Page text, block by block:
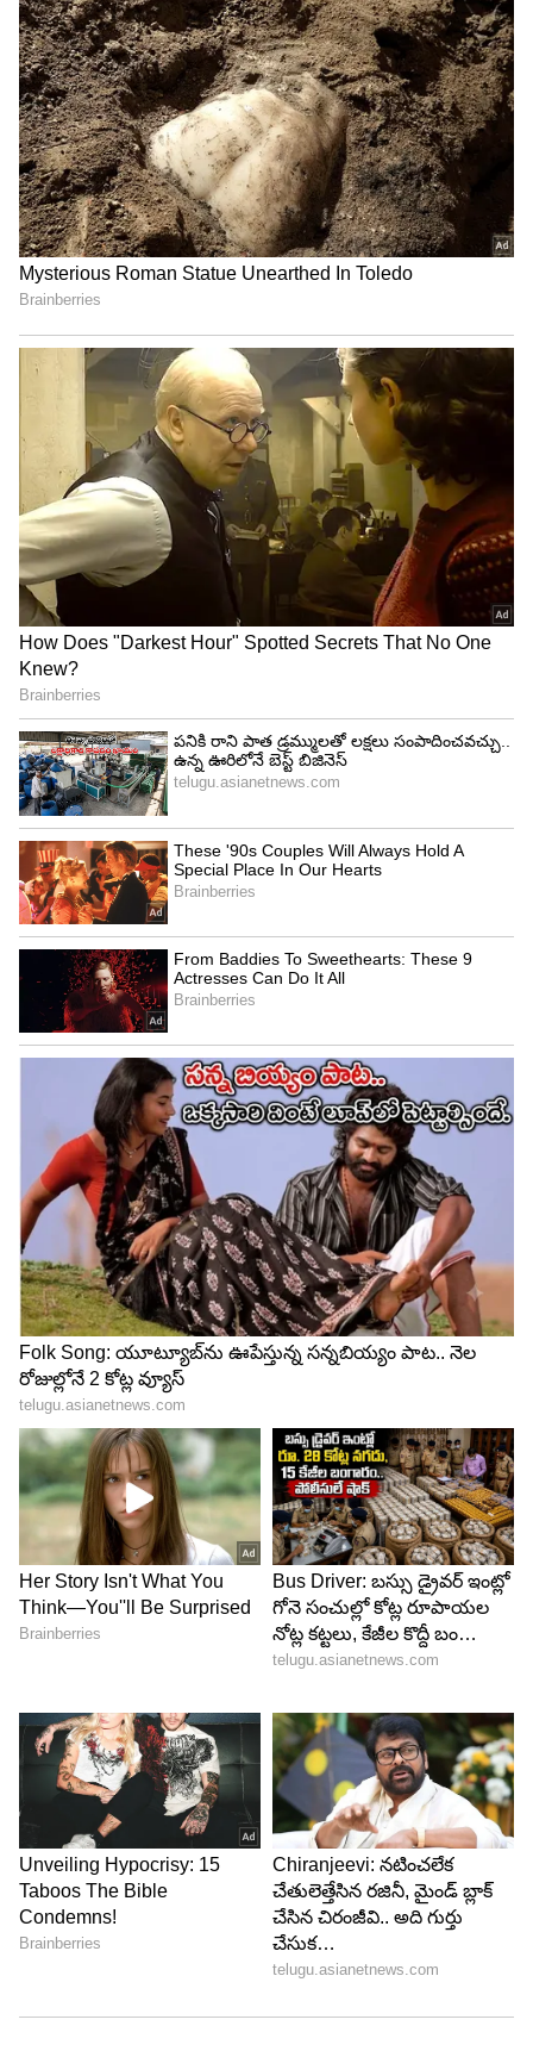
3
3
Image Credit :Chefs Mandala
నిమ్మకాయ పచ్చడి ఇలా చేయండి
ఆరు నిమ్మకాయలను శుభ్రంగా కడిగి తడి లేకుండా
తుడిచేయాలి. ఆ తర్వాత వాటిని నాలుగు ముక్కలుగా
కోసుకోవాలి. అలాగే మిగతా నిమ్మకాయల నుంచి రసాన్ని
తీసి పక్కన పెట్టుకోవాలి. ఇలా ప్రత్యేకంగా నిమ్మకాయ
రసాన్ని జోడించడం వల్ల నిమ్మపచ్చడికి మరింత రుచి
వస్తుంది. ఇప్పుడు స్టవ్ మీద కళాయి పెట్టి అందులో సోంపు,
జీలకర్ర, వాము, నల్ల మిరియాలు చిన్న మంట మీద రెండు
నిమిషాలు వేయించాలి. మరోవైపు ఆవాలు, సోంపు, పసుపు,
ఇంగువ, సాధారణ ఉప్పు, నల్ల ఉప్పు వేసి మెత్తగా
దంచుకోవాలి. ఒక గిన్నెలో ఈ దంచిన పొడిని వేసుకోవాలి.
అలాగే వేయించుకున్న సోంపు మిశ్రమాన్ని కూడా ఇందులోనే
వేసి కలుపుకోవాలి. ఇప్పుడు ఒక గాజు పాత్రలో ఈ మసాలా
మిశ్రమాన్ని వేయాలి. ఇందులోనే నిమ్మరసం వేసి బాగా
కలుపుకోవాలి. ఇక నిమ్మకాయ ముక్కలు కూడా ఇందులోనే
వేయాలి. నిమ్మకాయ ముక్కలు మునిగేంత వరకు నిమ్మరసం
ఉండేలా చూసుకోవాలి. దీని పైన మూత పెట్టి నిల్వ
చేసుకోవాలి. రెండు రోజులకు టేస్టీ నిమ్మకాయ పచ్చడి సిద్ధం
అయిపోతుంది. ఇందులో నూనె లేదు కాబట్టి ఆరోగ్యానికి
కూడా చాలా మంచిది.
LATEST VIDEOS
ABOUT THE AUTHOR
Haritha Chappa
హరిత ఏసియా నెట్‌లో చీఫ్ సబ్ ఎడిటర్ గా పనిచేస్తున్నారు.
జర్నలిజంలో పీజీ పూర్తి చేశారు. ఈనాడు, సమయం, ఆంధ్రజ్యోతి,
ఏబీపీ నెట్ వర్క్, హిందూస్థాన్ టైమ్స్ లో పనిచేశారు. ప్రింట్,
డిజిటర్ మీడియాలో 18 ఏళ్ల అనుభవం ఉంది. ఏసియా నెట్ లైఫ్
స్టైల్, బిజినెస్, ఓటీటీ మూవీ కంటెంట్, ఆస్ట్రాలజీ కంటెంట్ రాస్తారు.
ఆహారం జీవనశైలి ఏషియానెట్ న్యూస్
Follow Us